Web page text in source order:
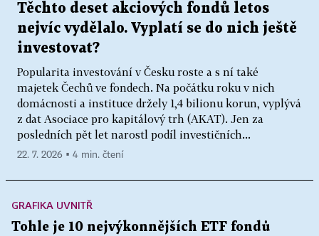
Těchto deset akciových fondů letos
nejvíc vydělalo. Vyplatí se do nich ještě
investovat?
Popularita investování v Česku roste a s ní také
majetek Čechů ve fondech. Na počátku roku v nich
domácnosti a instituce držely 1,4 bilionu korun, vyplývá
z dat Asociace pro kapitálový trh (AKAT). Jen za
posledních pět let narostl podíl investičních...
22. 7. 2026 ▪ 4 min. čtení
GRAFIKA UVNITŘ
Tohle je 10 nejvýkonnějších ETF fondů